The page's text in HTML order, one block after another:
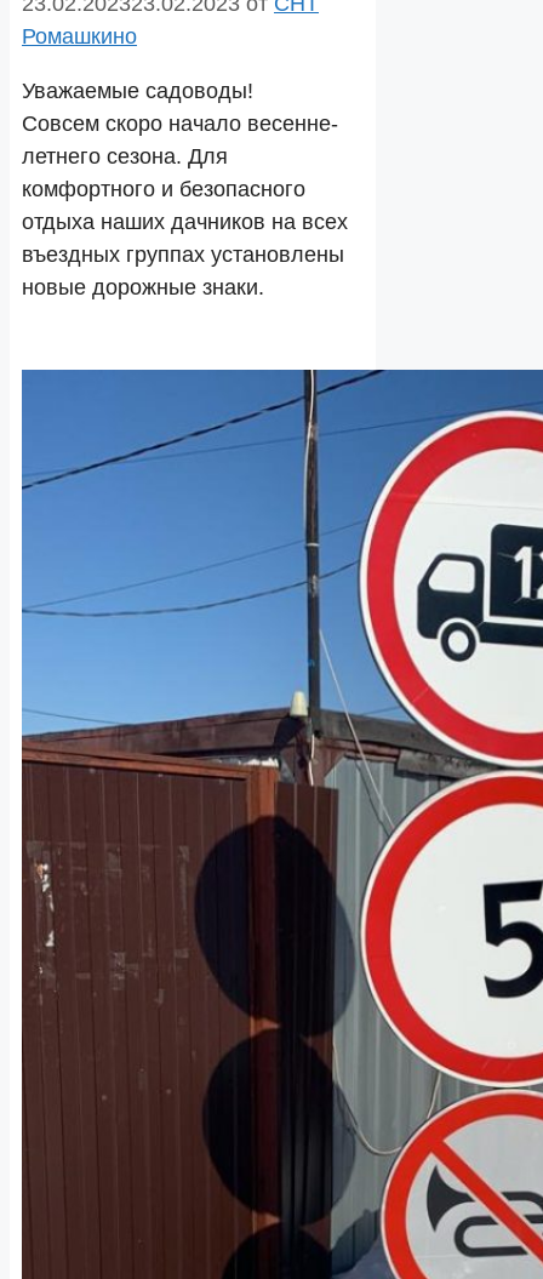
Ромашкино
Уважаемые садоводы!
Совсем скоро начало весенне-
летнего сезона. Для
комфортного и безопасного
отдыха наших дачников на всех
въездных группах установлены
новые дорожные знаки.